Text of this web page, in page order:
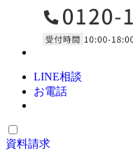
LINE相談
お電話
資料請求